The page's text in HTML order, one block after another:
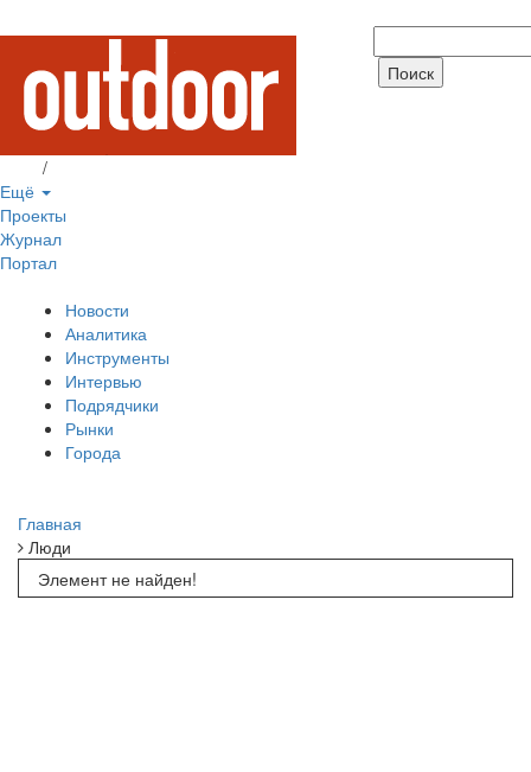
/
Ещё
Проекты
Журнал
Портал
Новости
Аналитика
Инструменты
Интервью
Подрядчики
Рынки
Города
Главная
Люди
Элемент не найден!